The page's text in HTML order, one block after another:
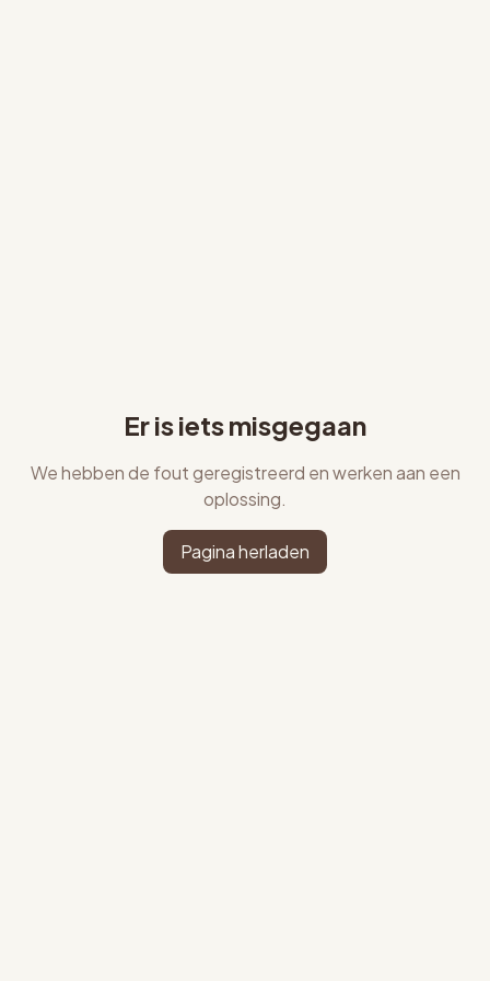
Er is iets misgegaan
We hebben de fout geregistreerd en werken aan een
oplossing.
Pagina herladen